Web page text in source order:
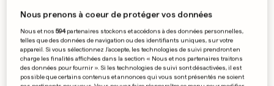
NE PAS FUMER
Les élèves ont bien rempli leur
Nous prenons à coeur de protéger vos données
Nous et nos594partenaires stockons et accédons à des données personnelles,
telles que des données de navigation ou des identifiants uniques, sur votre
appareil. Si vous sélectionnez J'accepte, les technologies de suivi prendront en
charge les finalités affichées dans la section « Nous et nos partenaires traitons
des données pour fournir ». Si les technologies de suivi sont désactivées, il est
possible que certains contenus et annonces qui vous sont présentés ne soient